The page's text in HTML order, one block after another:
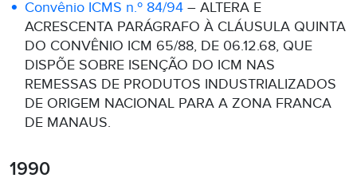
Convênio ICMS n.º 84/94 – ALTERA E
ACRESCENTA PARÁGRAFO À CLÁUSULA QUINTA
DO CONVÊNIO ICM 65/88, DE 06.12.68, QUE
DISPÕE SOBRE ISENÇÃO DO ICM NAS
REMESSAS DE PRODUTOS INDUSTRIALIZADOS
DE ORIGEM NACIONAL PARA A ZONA FRANCA
DE MANAUS.
1990